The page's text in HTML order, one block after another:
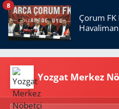
Çorum FK
8
Yozgat Merkez